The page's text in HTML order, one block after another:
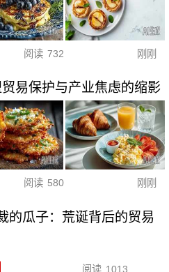
阅读 732 刚刚
易保护与产业焦虑的缩影
阅读 580 刚刚
的瓜子：荒诞背后的贸易
阅读 1013